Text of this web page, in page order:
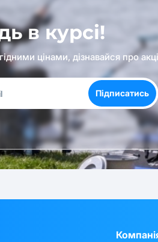
в курсі!
цінами, дізнавайся про
Підписатись